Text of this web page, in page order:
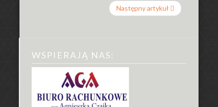
Następny artykuł
WSPIERAJĄ NAS: